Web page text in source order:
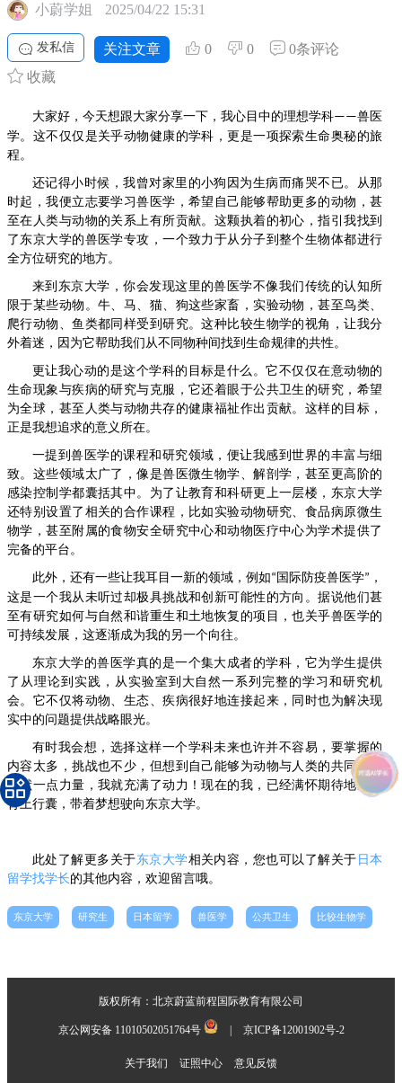
小蔚学姐 2025/04/22 15:31
发私信 关注文章 0 0
0条评论
收藏
大家好，今天想跟大家分享一下，我心目中的理想学科——兽医
学。这不仅仅是关乎动物健康的学科，更是一项探索生命奥秘的旅
程。
还记得小时候，我曾对家里的小狗因为生病而痛哭不已。从那
时起，我便立志要学习兽医学，希望自己能够帮助更多的动物，甚
至在人类与动物的关系上有所贡献。这颗执着的初心，指引我找到
了东京大学的兽医学专攻，一个致力于从分子到整个生物体都进行
全方位研究的地方。
来到东京大学，你会发现这里的兽医学不像我们传统的认知所
限于某些动物。牛、马、猫、狗这些家畜，实验动物，甚至鸟类、
爬行动物、鱼类都同样受到研究。这种比较生物学的视角，让我分
外着迷，因为它帮助我们从不同物种间找到生命规律的共性。
更让我心动的是这个学科的目标是什么。它不仅仅在意动物的
生命现象与疾病的研究与克服，它还着眼于公共卫生的研究，希望
为全球，甚至人类与动物共存的健康福祉作出贡献。这样的目标，
正是我想追求的意义所在。
一提到兽医学的课程和研究领域，便让我感到世界的丰富与细
致。这些领域太广了，像是兽医微生物学、解剖学，甚至更高阶的
感染控制学都囊括其中。为了让教育和科研更上一层楼，东京大学
还特别设置了相关的合作课程，比如实验动物研究、食品病原微生
物学，甚至附属的食物安全研究中心和动物医疗中心为学术提供了
完备的平台。
此外，还有一些让我耳目一新的领域，例如“ 国际防疫兽医学” ，
这是一个我从未听过却极具挑战和创新可能性的方向。据说他们甚
至有研究如何与自然和谐重生和土地恢复的项目，也关乎兽医学的
可持续发展，这逐渐成为我的另一个向往。
东京大学的兽医学真的是一个集大成者的学科，它为学生提供
了从理论到实践，从实验室到大自然一系列完整的学习和研究机
会。它不仅将动物、生态、疾病很好地连接起来，同时也为解决现
实中的问题提供战略眼光。
有时我会想，选择这样一个学科未来也许并不容易，要掌握的
内容太多，挑战也不少，但想到自己能够为动物与人类的共同健康
贡献一点力量，我就充满了动力！现在的我，已经满怀期待地准备
背上行囊，带着梦想驶向东京大学。
此处了解更多关于东京大学相关内容，您也可以了解关于 日本
留学找学长的其他内容，欢迎留言哦。
东京大学 研究生 日本留学 兽医学 公共卫生 比较生物学
版权所有：北京蔚蓝前程国际教育有限公司
京公网安备 11010502051764号 | 京ICP备12001902号-2
关于我们 证照中心 意见反馈